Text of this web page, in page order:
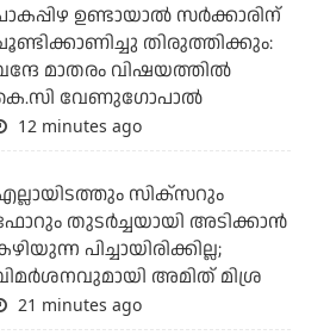
ഉണ്ടായാല്‍ സര്‍ക്കാരിന്
തിരുത്തിക്കും:
മാതരം വിഷയത്തില്‍
വേണുഗോപാല്‍
12 minutes ago
സിക്‌സറും
തുടര്‍ച്ചയായി അടിക്കാന്‍
പിച്ചായിരിക്കില്ല;
അമിത് മിശ്ര
21 minutes ago